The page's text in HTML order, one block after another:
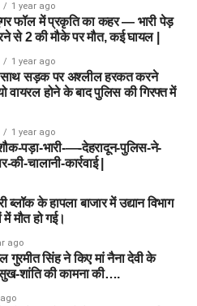
1 year ago
फॉल में प्रकृति का कहर — भारी पेड़
से 2 की मौके पर मौत, कई घायल |
1 year ago
साथ सड़क पर अश्लील हरकत करने
वायरल होने के बाद पुलिस की गिरफ्त में
1 year ago
पड़ा-भारी-—-देहरादून-पुलिस-ने-
चालानी-कार्रवाई |
के हापला बाजार में उद्यान विभाग
में मौत हो गई।
ago
गुरमीत सिंह ने किए मां नैना देवी के
शांति की कामना की….